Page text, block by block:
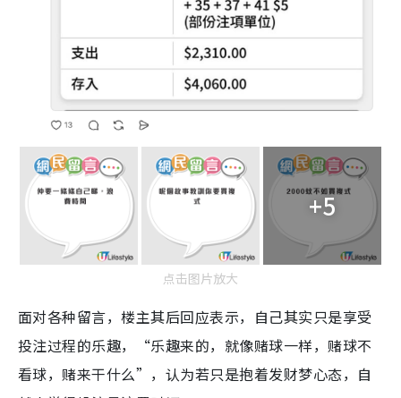
+5
点击图片放大
面对各种留言，楼主其后回应表示，自己其实只是享受
投注过程的乐趣，“乐趣来的，就像赌球一样，赌球不
看球，赌来干什么”，认为若只是抱着发财梦心态，自